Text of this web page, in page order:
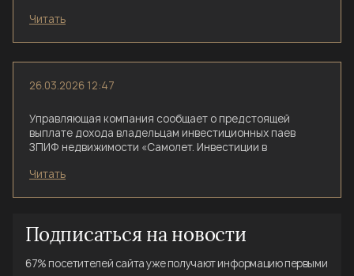
Инвестиции в недвижимость» переименован в ЗПИФ
Читать
26.03.2026 12:47
Управляющая компания сообщает о предстоящей
выплате дохода владельцам инвестиционных паев
ЗПИФ недвижимости «Самолет. Инвестиции в
Выплата осуществляется на основании данных реестра
Читать
Подписаться на новости
67% посетителей сайта уже получают информацию первыми